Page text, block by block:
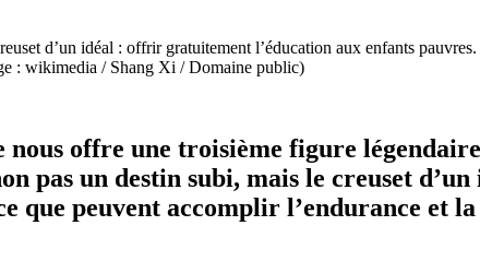
d’un idéal : offrir gratuitement l’éducation aux enfants
: wikimedia / Shang Xi / Domaine public)
offre une troisième figure
pas un destin subi, mais le creuset
que peuvent accomplir l’endurance et